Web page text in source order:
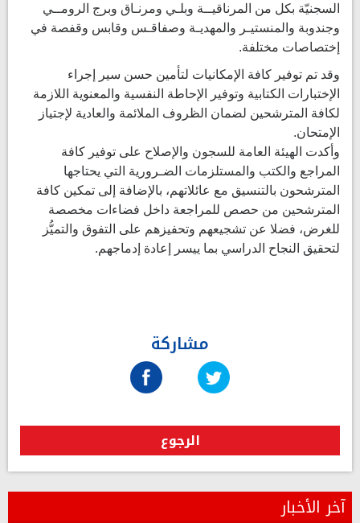
السجنيّة بكل من المرناقيــة وبلـي ومرنـاق وبرج الرومــي
وجندوبة والمنستيـر والمهديـة وصفاقـس وقابس وقفصة في
إختصاصات مختلفة.
وقد تم توفير كافة الإمكانيات لتأمين حسن سير إجراء
الإختبارات الكتابية وتوفير الإحاطة النفسية والمعنوية اللازمة
لكافة المترشحين لضمان الظروف الملائمة والعادية لإجتياز
الإمتحان.
وأكدت الهيئة العامة للسجون والإصلاح على توفير كافة
المراجع والكتب والمستلزمات الضـرورية التي يحتاجها
المترشحون بالتنسيق مع عائلاتهم، بالإضافة إلى تمكين كافة
المترشحين من حصص للمراجعة داخل فضاءات مخصصة
للغرض، فضلا عن تشجيعهم وتحفيزهم على التفوق والتميُّز
لتحقيق النجاح الدراسي بما ييسر إعادة إدماجهم.
مشاركة
الرجوع
آخر الأخبار